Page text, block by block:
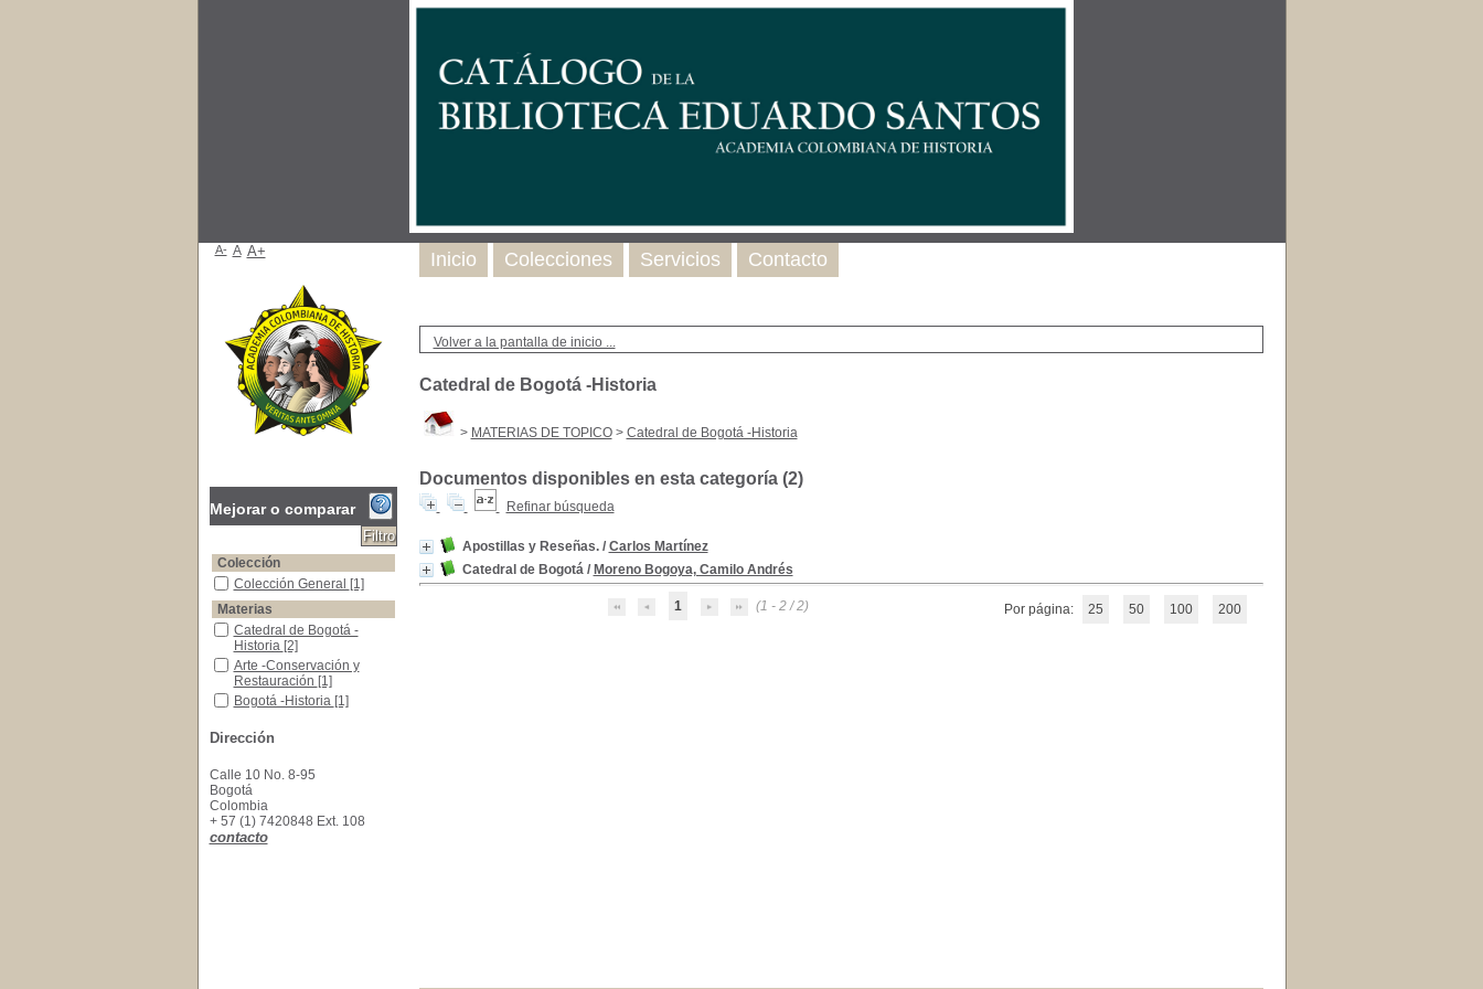
Volver a la pantalla de inicio ...
Catedral de Bogotá -Historia
> MATERIAS DE TOPICO> Catedral de Bogotá -Historia
Documentos disponibles en esta categoría (2)
Refinar búsqueda
Apostillas y Reseñas./ Carlos Martínez
Catedral de Bogotá/ Moreno Bogoya, Camilo Andrés
1 (1 - 2 / 2) Por página: 25 50 100 200
Inicio Colecciones Servicios Contacto
A- A A+
Mejorar o comparar
Colección
Colección General
Colección General [1]
Materias
Catedral de Bogotá -Historia
Catedral de Bogotá -
Historia [2]
Arte -Conservación y Restauración
Arte -Conservación y
Restauración [1]
Bogotá -Historia
Bogotá -Historia [1]
Iglesia de el Humilladero -Historia
Iglesia de el Humilladero -
Instrumentos Musicales - Colombia
Instrumentos Musicales -
Colombia
Pila del mono -Historia
Pila del mono -Historia
Platería
Platería
Dirección
Calle 10 No. 8-95
Bogotá
Colombia
+ 57 (1) 7420848 Ext. 108
contacto